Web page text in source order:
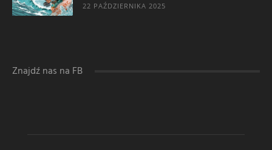
22 PAŹDZIERNIKA 2025
Znajdź nas na FB